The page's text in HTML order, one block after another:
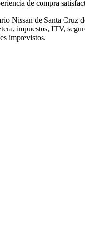
de compra
Nissan de Santa Cruz
impuestos, ITV,
imprevistos.